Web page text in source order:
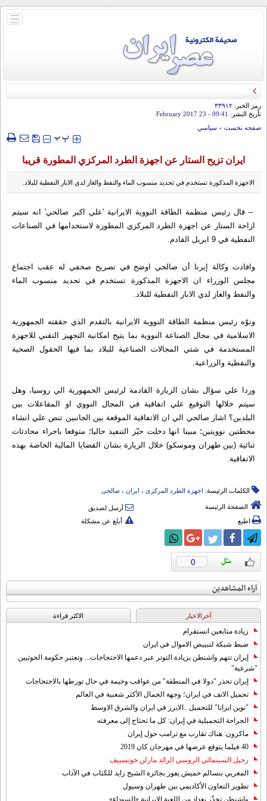
باز
رمز الخبر: ۳۳۹۱۲
تأريخ النشر: 09:41
- 23 February 2017
صفحه نخست » سياسي
‍‍‍ پپ
ايران تزيح الستار عن اجهزة الطرد المركزي المطورة قريبا
الاجهزة المذكورة تستخدم في تحديد منسوب الماء والنفط والغاز لدي الابار النفطية للبلاد.
– قال رئيس منظمة الطاقة النووية الايرانية 'علي اكبر صالحي' انه سيتم
ازاحة الستار عن اجهزة الطرد المركزي المطورة لاستخدامها في الصناعات
النفطية في 9 ابريل القادم.
وافادت وكالة إيرنا أن صالحي اوضح في تصريح صحفي له عقب اجتماع
مجلس الوزراء ان الاجهزة المذكورة تستخدم في تحديد منسوب الماء
والنفط والغاز لدي الابار النفطية للبلاد.
ونوّه رئيس منظمة الطاقة النووية الايرانية بالتقدم الذي حققته الجمهورية
الاسلامية في مجال الصناعة النووية بما يتيح امكانية التجهيز التقني للاجهزة
المستخدمة في شتي المجالات الصناعية للبلاد بما فيها الحقول الصحية
والنفطية والزراعية.
وردا علي سؤال بشان الزيارة القادمة لرئيس الجمهورية الي روسيا، وهل
سيتم خلالها التوقيع علي اتفاقية في المجال النووي او المفاعلات بين
البلدين؟ اشار صالحي الي ان الاتفاقية الموقعة بين الجانبين تنص علي انشاء
محطتين نوويتين؛ مبينا انها دخلت حيّز التنفيذ حاليا؛ متوقعا باجراء محادثات
ثنائية (بين طهران وموسكو) خلال الزيارة بشان القضايا المالية الخاصة بهذه
الاتفاقية.
الكلمات الرئيسة: اجهزة الطرد المرکزی ، ایران ، صالحی
الصفحة الرئيسة
أرسل لصديق
اطبع
أبلغ عن مشكلة
0
آراء المشاهدين
آخرالاخبار الاکثر قراءة
زيادة متابعين انستقرام
ضبط شبكة لتبييض الاموال في ايران
إيران تتهم واشنطن بزيادة التوتر عبر دعمها الاحتجاجات... وتعتبر حكومة الحوثيين
"شرعية"
إيران تحذر "دولا في المنطقة" من عواقب وخيمة في حال تورطها بالاحتجاجات
تجميل الانف في ايران؛ وجهة الجمال الأكثر شعبية في العالم
"نوين ايرانا" للتجميل ..الابرز في ايران والشرق الاوسط
الجراحة التجميلية في إيران: كل ما تحتاج إلى معرفته
ماكرون: هناك تقارب مع ترامب حول إيران
40 فيلما يتوقع عرضها في مهرجان كان 2019
رحيل السينمائي الروسي الرائد مارلن خوتسييف
المغربي بنسالم حميش يفوز بجائزة الشيخ زايد للكتاب في الآداب
تطوير التعاون الأكاديمي بين طهران وسيول